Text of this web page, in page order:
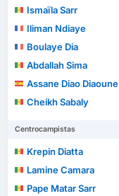
Ismaïla Sarr
Iliman Ndiaye
Boulaye Dia
Abdallah Sima
Assane Diao Diaoune
Cheikh Sabaly
Centrocampistas
Krepin Diatta
Lamine Camara
Pape Matar Sarr